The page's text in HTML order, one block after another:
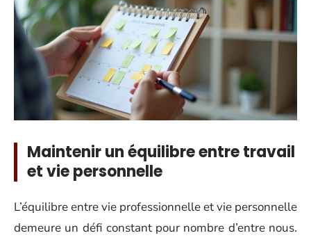
Maintenir un équilibre entre travail
et vie personnelle
L’équilibre entre vie professionnelle et vie personnelle
demeure un défi constant pour nombre d’entre nous.